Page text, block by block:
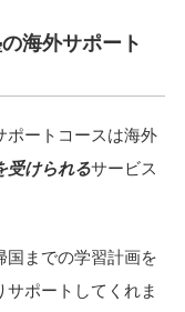
海外サポート
ポートコースは海外
受けられるサービス
国までの学習計画を
ポートしてくれま